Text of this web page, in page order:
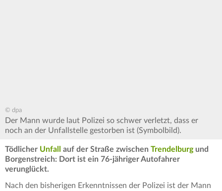
© dpa
Der Mann wurde laut Polizei so schwer verletzt, dass er
noch an der Unfallstelle gestorben ist (Symbolbild).
Tödlicher Unfall auf der Straße zwischen Trendelburgund
Borgenstreich: Dort ist ein 76-jähriger Autofahrer
verunglückt.
Nach den bisherigen Erkenntnissen der Polizei ist der Mann